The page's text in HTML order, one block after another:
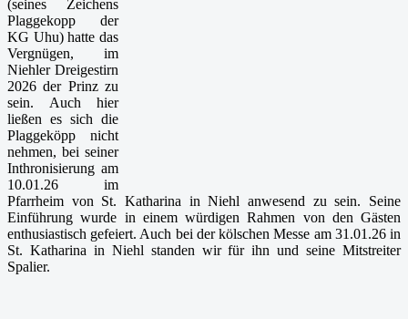
(seines Zeichens
Plaggekopp der
KG Uhu) hatte das
Vergnügen, im
Niehler Dreigestirn
2026 der Prinz zu
sein. Auch hier
ließen es sich die
Plaggeköpp nicht
nehmen, bei seiner
Inthronisierung am
10.01.26 im
Pfarrheim von St. Katharina in Niehl anwesend zu sein. Seine
Einführung wurde in einem würdigen Rahmen von den Gästen
enthusiastisch gefeiert. Auch bei der kölschen Messe am 31.01.26 in
St. Katharina in Niehl standen wir für ihn und seine Mitstreiter
Spalier.